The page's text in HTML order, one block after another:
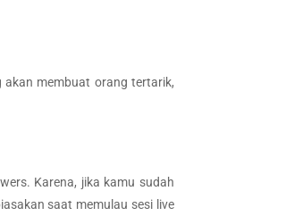
akan membuat orang tertarik,
Karena, jika kamu sudah
saat memulau sesi live